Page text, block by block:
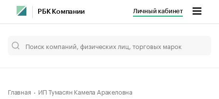
РБК Компании Личный кабинет
Главная ИП Тумасян Камела Аракеловна